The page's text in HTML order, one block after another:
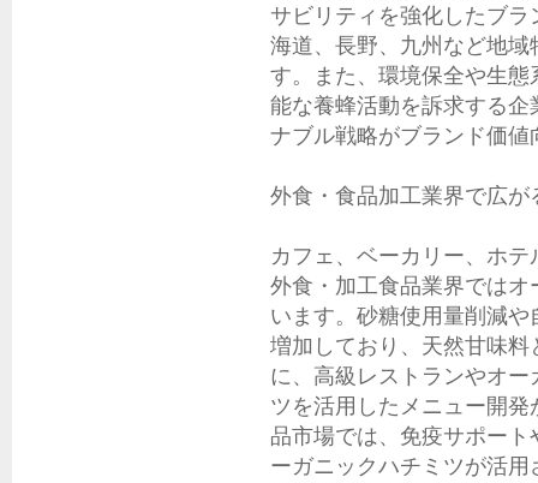
サビリティを強化したブ
海道、長野、九州など地
す。また、環境保全や生
能な養蜂活動を訴求する
ナブル戦略がブランド価
外食・食品加工業界で広
カフェ、ベーカリー、ホ
外食・加工食品業界では
います。砂糖使用量削減
増加しており、天然甘味
に、高級レストランやオ
ツを活用したメニュー開
品市場では、免疫サポー
ーガニックハチミツが活